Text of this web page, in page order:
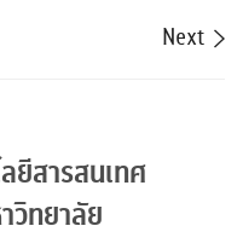
Next
ยีสารสนเทศ
วิทยาลัย